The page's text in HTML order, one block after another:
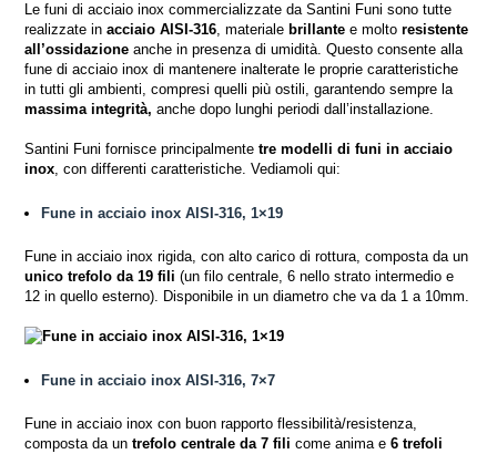
Le funi di acciaio inox commercializzate da Santini Funi sono tutte
realizzate inacciaio AISI-316, materiale brillante e moltoresistente
all’ossidazione anche in presenza di umidità. Questo consente alla
fune di acciaio inox di mantenere inalterate le proprie caratteristiche
in tutti gli ambienti, compresi quelli più ostili, garantendo sempre la
massima integrità, anche dopo lunghi periodi dall’installazione.
Santini Funi fornisce principalmente tre modelli di funi in acciaio
inox, con differenti caratteristiche. Vediamoli qui:
Fune in acciaio inox AISI-316, 1×19
Fune in acciaio inox rigida, con alto carico di rottura, composta da un
unico trefolo da 19 fili (un filo centrale, 6 nello strato intermedio e
12 in quello esterno). Disponibile in un diametro che va da 1 a 10mm.
Fune in acciaio inox AISI-316, 7×7
Fune in acciaio inox con buon rapporto flessibilità/resistenza,
composta da untrefolo centrale da 7 fili come anima e 6 trefoli